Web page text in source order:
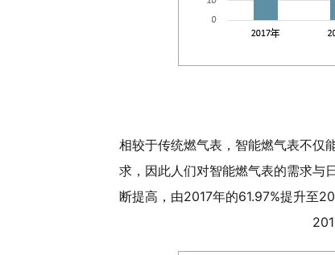
相较于传统燃气表，智能燃气表不仅
求，因此人们对智能燃气表的需求与
断提高，由2017年的61.97%提升至